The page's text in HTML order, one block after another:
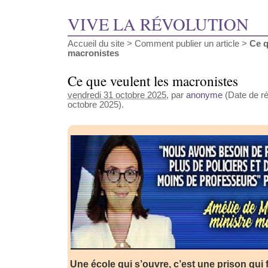
VIVE LA RÉVOLUTION
Accueil du site > Comment publier un article > Ce
macronistes
Ce que veulent les macronistes
vendredi 31 octobre 2025, par anonyme (Date de
octobre 2025).
Une école qui s’ouvre, c’est une prison qui